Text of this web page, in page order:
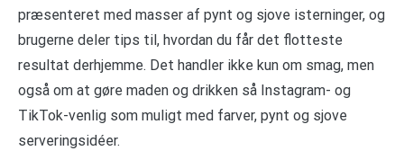
præsenteret med masser af pynt og sjove isterninger, og
brugerne deler tips til, hvordan du får det flotteste
resultat derhjemme. Det handler ikke kun om smag, men
også om at gøre maden og drikken så Instagram- og
TikTok-venlig som muligt med farver, pynt og sjove
serveringsidéer.